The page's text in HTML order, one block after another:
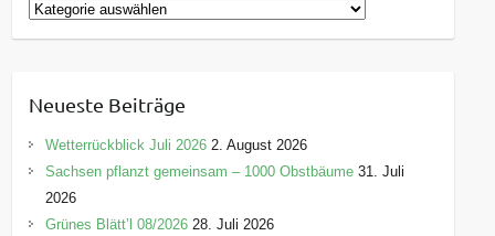
K
a
g
o
r
e
Neueste Beiträge
Wetterrückblick Juli 2026 2. August 2026
Sachsen pflanzt gemeinsam – 1000 Obstbäume 31. Juli
2026
Grünes Blätt’l 08/2026 28. Juli 2026